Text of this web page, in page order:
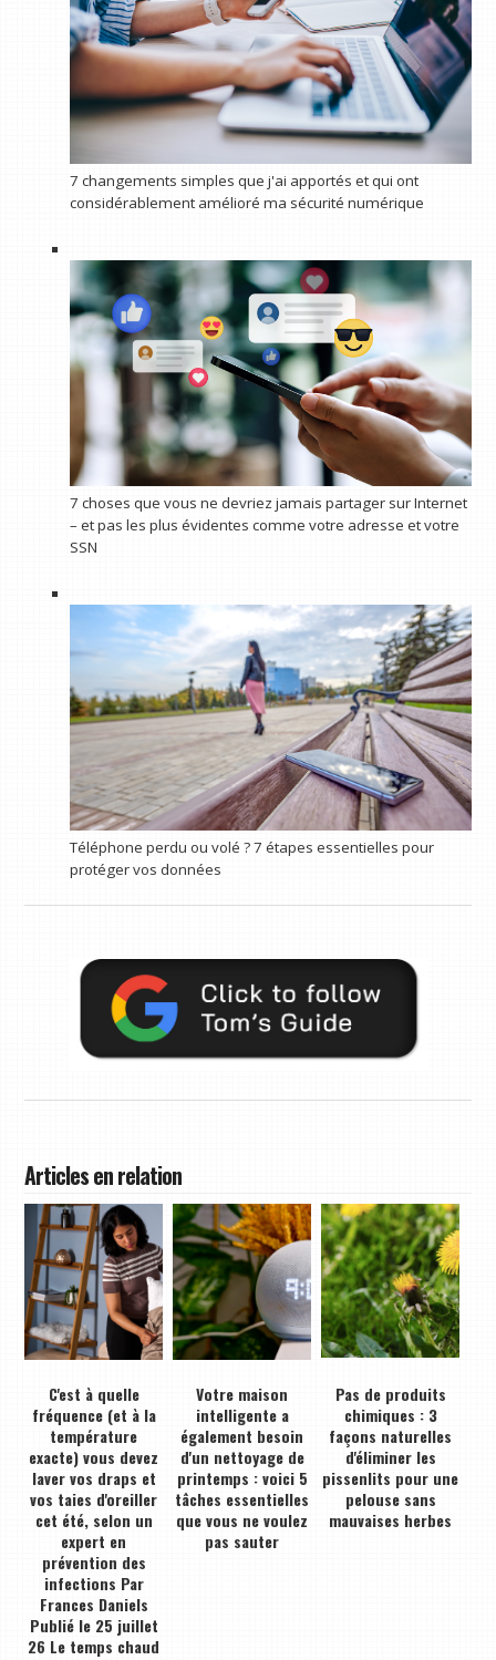
7 changements simples que j'ai apportés et qui ont
considérablement amélioré ma sécurité numérique
7 choses que vous ne devriez jamais partager sur Internet
– et pas les plus évidentes comme votre adresse et votre
SSN
Téléphone perdu ou volé ? 7 étapes essentielles pour
protéger vos données
Articles en relation
C'est à quelle
fréquence (et à la
température
exacte) vous devez
laver vos draps et
vos taies d'oreiller
cet été, selon un
expert en
prévention des
infections Par
Frances Daniels
Publié le 25 juillet
26 Le temps chaud
Votre maison
intelligente a
également besoin
d'un nettoyage de
printemps : voici 5
tâches essentielles
que vous ne voulez
pas sauter
Pas de produits
chimiques : 3
façons naturelles
d'éliminer les
pissenlits pour une
pelouse sans
mauvaises herbes